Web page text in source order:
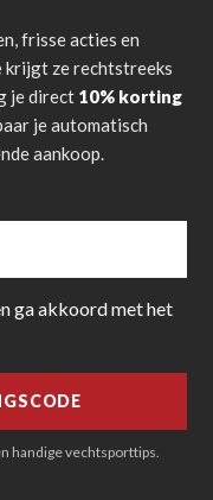
frisse acties en
krijgt ze rechtstreeks
je direct 10% korting
je automatisch
aankoop.
ga akkoord met het
handige vechtsporttips.